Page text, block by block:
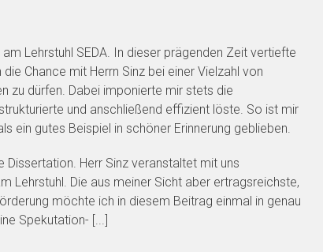
Lehrstuhl SEDA. In dieser prägenden Zeit vertiefte
Chance mit Herrn Sinz bei einer Vielzahl von
zu dürfen. Dabei imponierte mir stets die
und anschließend effizient löste. So ist mir
ein gutes Beispiel in schöner Erinnerung geblieben.
Herr Sinz veranstaltet mit uns
Lehrstuhl. Die aus meiner Sicht aber ertragsreichste,
möchte ich in diesem Beitrag einmal in genau
Spekutation- [...]